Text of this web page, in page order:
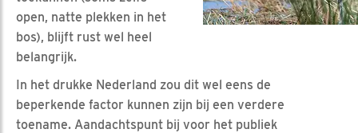
open, natte plekken in het
bos), blijft rust wel heel
belangrijk.
In het drukke Nederland zou dit wel eens de
beperkende factor kunnen zijn bij een verdere
toename. Aandachtspunt bij voor het publiek